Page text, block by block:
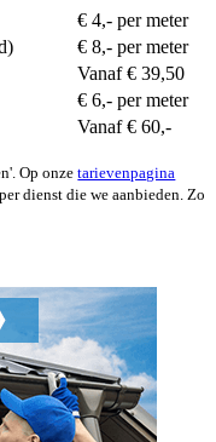
€ 4,- per meter
€ 8,- per meter
Vanaf € 39,50
€ 6,- per meter
Vanaf € 60,-
Op onzetarievenpagina
dienst die we aanbieden. Zo